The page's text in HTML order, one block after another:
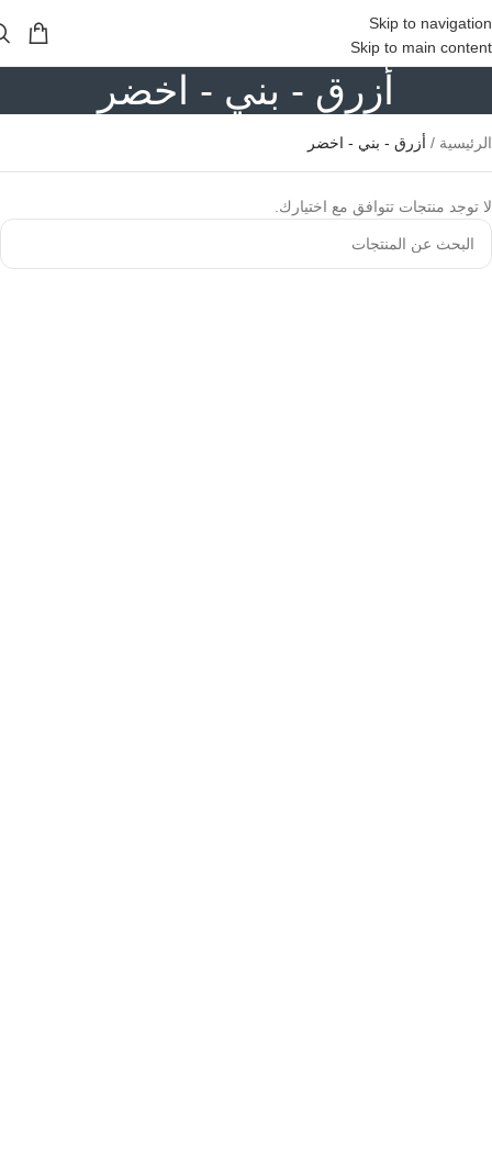
Skip to navigation
Skip to main content
أزرق - بني - اخضر
الرئيسية / أزرق - بني - اخضر
لا توجد منتجات تتوافق مع اختيارك.